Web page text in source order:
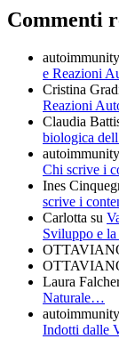
Commenti
e Reazioni
Cristina
Reazioni
Claudia
biologica
Chi scrive i
Ines
scrive i
Carlotta su
Sviluppo e
Laura
Naturale…
Indotti dalle